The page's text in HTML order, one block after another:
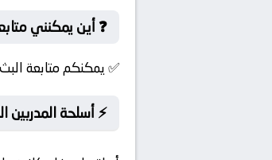
❓ أين يمكنني
✅ يمكنكم متابعة
⚡ أسلحة المدربين